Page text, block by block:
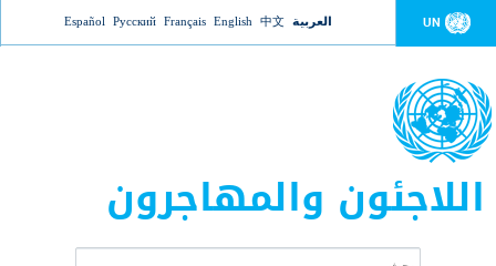
Jump to navigation UN العربية 中文
English
Français
Русский
Español
اللاجئون والمهاجرون